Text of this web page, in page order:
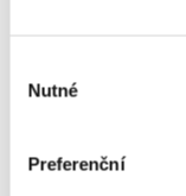
souhlasu
Nutné
Preferenční